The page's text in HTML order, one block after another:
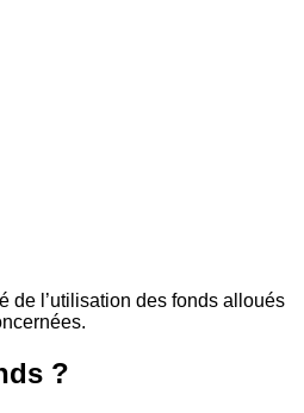
de l’utilisation des fonds alloués
?